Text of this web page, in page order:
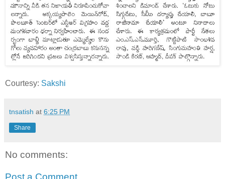
Courtesy: Sakshi
tnsatish at 6:25 PM
Share
No comments:
Post a Comment